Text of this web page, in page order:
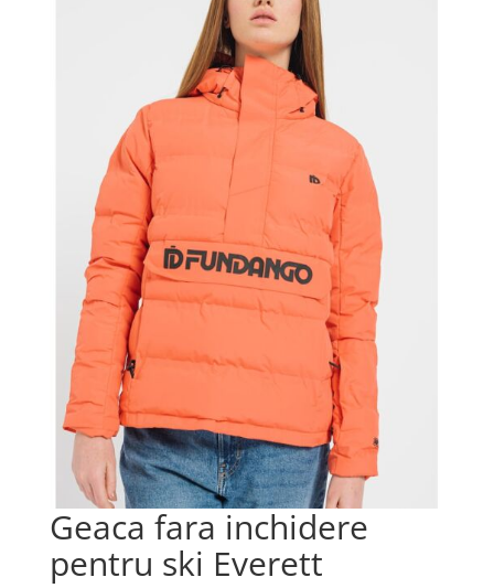
Geaca fara inchidere
pentru ski Everett